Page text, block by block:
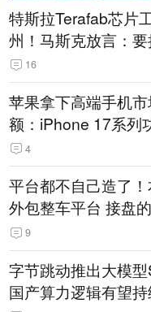
特斯拉Terafab芯片
州！马斯克放言：
回美国
16
苹果拿下高端手机
额：iPhone 17系列
4
平台都不自己造了
外包整车平台 接盘
9
字节跳动推出大模
国产算力逻辑有望